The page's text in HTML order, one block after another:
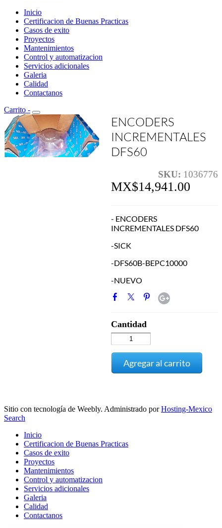
Inicio
Certificacion de Buenas Practicas
Casos de exito
Proyectos
Mantenimientos
Control y automatizacion
Servicios adicionales
Galeria
Calidad
Contactanos
Carrito -
ENCODERS
INCREMENTALES
DFS60
SKU: 1036776
MX$14,941.00
- ENCODERS
INCREMENTALES DFS60
-SICK
-DFS60B-BEPC10000
-NUEVO
Cantidad
Agregar al carrito
Sitio con tecnología de Weebly. Administrado porHosting-Mexico
Search
Inicio
Certificacion de Buenas Practicas
Casos de exito
Proyectos
Mantenimientos
Control y automatizacion
Servicios adicionales
Galeria
Calidad
Contactanos